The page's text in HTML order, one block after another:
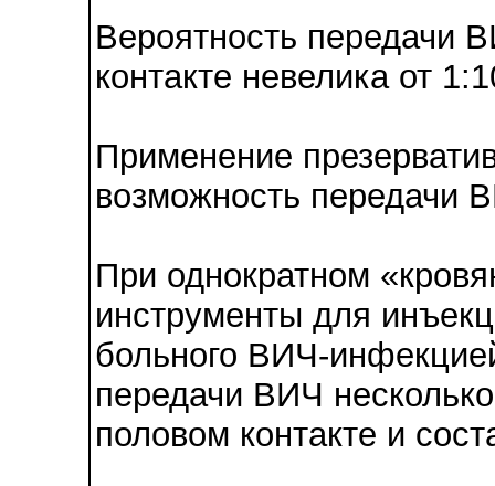
Вероятность передачи
контакте невелика от
Применение
возможность передачи
При однократном
инструменты для
больного ВИЧ-
передачи ВИЧ
половом контакте и